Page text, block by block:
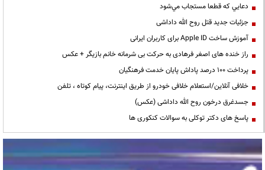
دعايي كه قطعا مستجاب مي‌شود
جزئیات جدید قتل روح الله داداشی
آموزش ساخت Apple ID برای کاربران ایرانی
راز خنده های اصغر فرهادی به حرکت بی شرمانه خانم بازیگر + عکس
پرداخت ۱۰۰ درصد پاداش پایان خدمت فرهنگیان
خلافی آنلاین/استعلام خلافی خودرو از طریق اینترنت، پیام کوتاه ، تلفن
جسدغرق درخون روح الله داداشی (عکس)
پاسخ های دکتر توکلی به سوالات کنکوری ها